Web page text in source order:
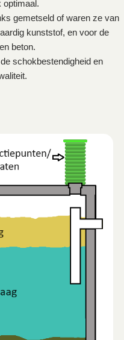
optimaal.
gemetseld of waren ze van
kunststof, en voor de
beton.
schokbestendigheid en